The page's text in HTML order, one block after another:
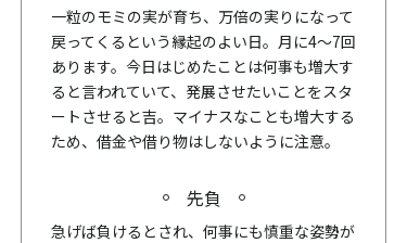
一粒のモミの実が育ち、万倍の実りになって
戻ってくるという縁起のよい日。月に4～7回
あります。今日はじめたことは何事も増大す
ると言われていて、発展させたいことをスタ
ートさせると吉。マイナスなことも増大する
ため、借金や借り物はしないように注意。
先負
急げば負けるとされ、何事にも慎重な姿勢が